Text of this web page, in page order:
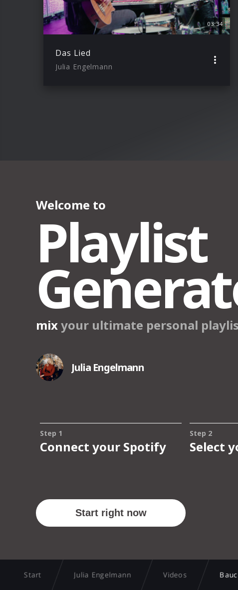
03:34
Das Lied
Julia Engelmann
Start Julia Engelmann Videos